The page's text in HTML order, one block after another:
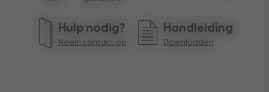
Hulp nodig?
Neem contact op
Handleiding
Downloaden